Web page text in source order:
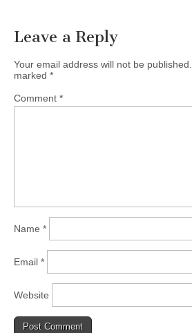
Leave a Reply
Your email address will not be published.
marked *
Comment *
Name *
Email *
Website